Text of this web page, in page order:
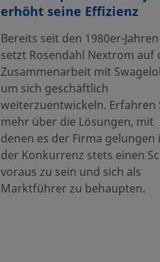
erhöht seine Effizienz
Bereits seit den 1980er-Jahren
setzt Rosendahl Nextrom auf
Zusammenarbeit mit
um sich geschäftlich
weiterzuentwickeln. Erfahren
mehr über die Lösungen, mit
denen es der Firma gelungen
der Konkurrenz stets einen
voraus zu sein und sich als
Marktführer zu behaupten.